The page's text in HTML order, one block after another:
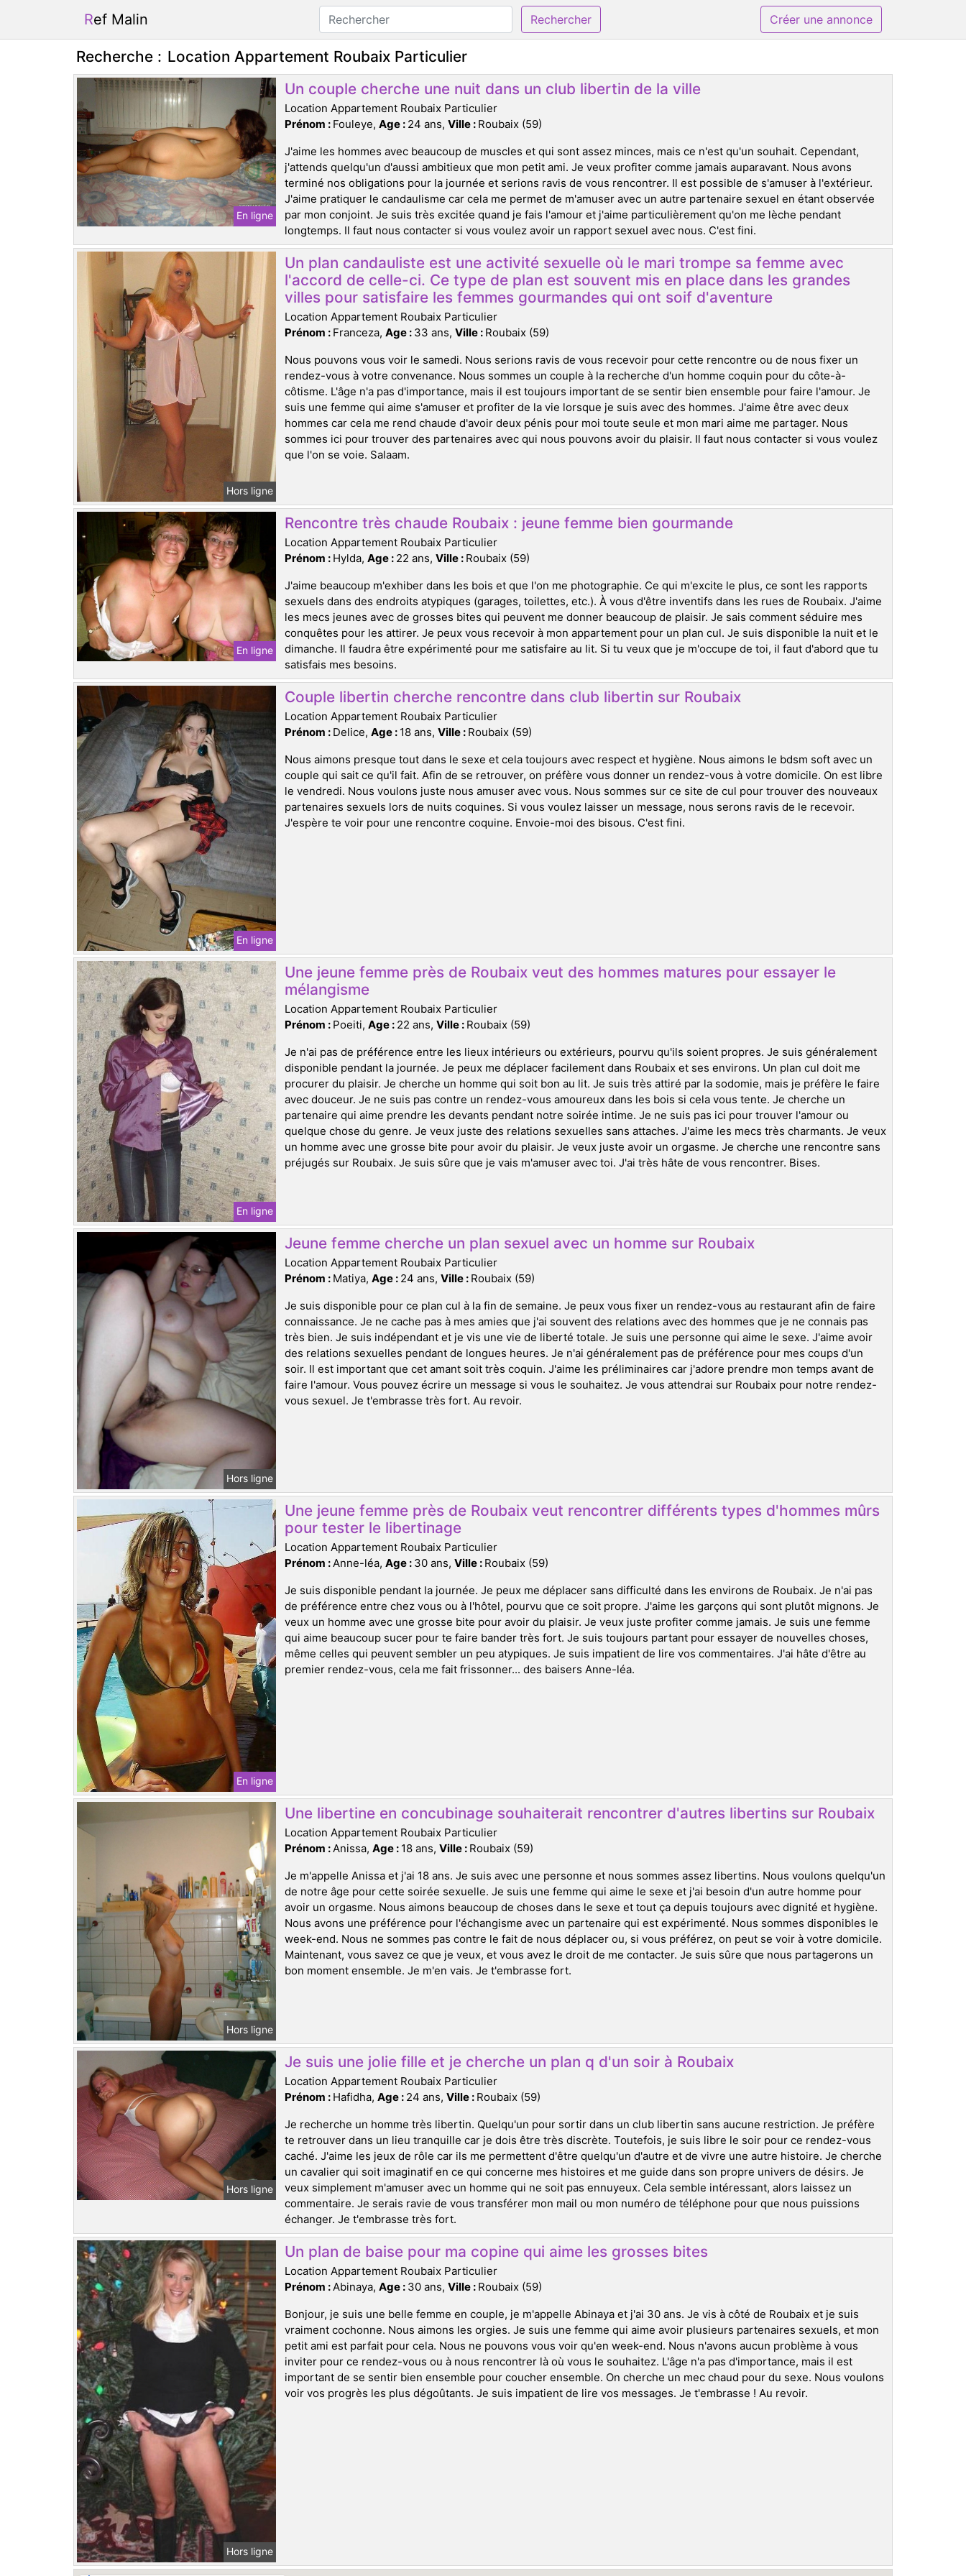
Ref Malin Rechercher Créer une annonce
Recherche : Location Appartement Roubaix Particulier
En ligne
Un couple cherche une nuit dans un club libertin de la ville
Location Appartement Roubaix Particulier
Prénom : Fouleye, Age : 24 ans, Ville : Roubaix (59)
J'aime les hommes avec beaucoup de muscles et qui sont assez minces, mais ce n'est qu'un souhait. Cependant,
j'attends quelqu'un d'aussi ambitieux que mon petit ami. Je veux profiter comme jamais auparavant. Nous avons
terminé nos obligations pour la journée et serions ravis de vous rencontrer. Il est possible de s'amuser à l'extérieur.
J'aime pratiquer le candaulisme car cela me permet de m'amuser avec un autre partenaire sexuel en étant observée
par mon conjoint. Je suis très excitée quand je fais l'amour et j'aime particulièrement qu'on me lèche pendant
longtemps. Il faut nous contacter si vous voulez avoir un rapport sexuel avec nous. C'est fini.
Hors ligne
Un plan candauliste est une activité sexuelle où le mari trompe sa femme avec
l'accord de celle-ci. Ce type de plan est souvent mis en place dans les grandes
villes pour satisfaire les femmes gourmandes qui ont soif d'aventure
Location Appartement Roubaix Particulier
Prénom : Franceza, Age : 33 ans, Ville : Roubaix (59)
Nous pouvons vous voir le samedi. Nous serions ravis de vous recevoir pour cette rencontre ou de nous fixer un
rendez-vous à votre convenance. Nous sommes un couple à la recherche d'un homme coquin pour du côte-à-
côtisme. L'âge n'a pas d'importance, mais il est toujours important de se sentir bien ensemble pour faire l'amour. Je
suis une femme qui aime s'amuser et profiter de la vie lorsque je suis avec des hommes. J'aime être avec deux
hommes car cela me rend chaude d'avoir deux pénis pour moi toute seule et mon mari aime me partager. Nous
sommes ici pour trouver des partenaires avec qui nous pouvons avoir du plaisir. Il faut nous contacter si vous voulez
que l'on se voie. Salaam.
En ligne
Rencontre très chaude Roubaix : jeune femme bien gourmande
Location Appartement Roubaix Particulier
Prénom : Hylda, Age : 22 ans, Ville : Roubaix (59)
J'aime beaucoup m'exhiber dans les bois et que l'on me photographie. Ce qui m'excite le plus, ce sont les rapports
sexuels dans des endroits atypiques (garages, toilettes, etc.). À vous d'être inventifs dans les rues de Roubaix. J'aime
les mecs jeunes avec de grosses bites qui peuvent me donner beaucoup de plaisir. Je sais comment séduire mes
conquêtes pour les attirer. Je peux vous recevoir à mon appartement pour un plan cul. Je suis disponible la nuit et le
dimanche. Il faudra être expérimenté pour me satisfaire au lit. Si tu veux que je m'occupe de toi, il faut d'abord que tu
satisfais mes besoins.
En ligne
Couple libertin cherche rencontre dans club libertin sur Roubaix
Location Appartement Roubaix Particulier
Prénom : Delice, Age : 18 ans, Ville : Roubaix (59)
Nous aimons presque tout dans le sexe et cela toujours avec respect et hygiène. Nous aimons le bdsm soft avec un
couple qui sait ce qu'il fait. Afin de se retrouver, on préfère vous donner un rendez-vous à votre domicile. On est libre
le vendredi. Nous voulons juste nous amuser avec vous. Nous sommes sur ce site de cul pour trouver des nouveaux
partenaires sexuels lors de nuits coquines. Si vous voulez laisser un message, nous serons ravis de le recevoir.
J'espère te voir pour une rencontre coquine. Envoie-moi des bisous. C'est fini.
En ligne
Une jeune femme près de Roubaix veut des hommes matures pour essayer le
mélangisme
Location Appartement Roubaix Particulier
Prénom : Poeiti, Age : 22 ans, Ville : Roubaix (59)
Je n'ai pas de préférence entre les lieux intérieurs ou extérieurs, pourvu qu'ils soient propres. Je suis généralement
disponible pendant la journée. Je peux me déplacer facilement dans Roubaix et ses environs. Un plan cul doit me
procurer du plaisir. Je cherche un homme qui soit bon au lit. Je suis très attiré par la sodomie, mais je préfère le faire
avec douceur. Je ne suis pas contre un rendez-vous amoureux dans les bois si cela vous tente. Je cherche un
partenaire qui aime prendre les devants pendant notre soirée intime. Je ne suis pas ici pour trouver l'amour ou
quelque chose du genre. Je veux juste des relations sexuelles sans attaches. J'aime les mecs très charmants. Je veux
un homme avec une grosse bite pour avoir du plaisir. Je veux juste avoir un orgasme. Je cherche une rencontre sans
préjugés sur Roubaix. Je suis sûre que je vais m'amuser avec toi. J'ai très hâte de vous rencontrer. Bises.
Hors ligne
Jeune femme cherche un plan sexuel avec un homme sur Roubaix
Location Appartement Roubaix Particulier
Prénom : Matiya, Age : 24 ans, Ville : Roubaix (59)
Je suis disponible pour ce plan cul à la fin de semaine. Je peux vous fixer un rendez-vous au restaurant afin de faire
connaissance. Je ne cache pas à mes amies que j'ai souvent des relations avec des hommes que je ne connais pas
très bien. Je suis indépendant et je vis une vie de liberté totale. Je suis une personne qui aime le sexe. J'aime avoir
des relations sexuelles pendant de longues heures. Je n'ai généralement pas de préférence pour mes coups d'un
soir. Il est important que cet amant soit très coquin. J'aime les préliminaires car j'adore prendre mon temps avant de
faire l'amour. Vous pouvez écrire un message si vous le souhaitez. Je vous attendrai sur Roubaix pour notre rendez-
vous sexuel. Je t'embrasse très fort. Au revoir.
En ligne
Une jeune femme près de Roubaix veut rencontrer différents types d'hommes mûrs
pour tester le libertinage
Location Appartement Roubaix Particulier
Prénom : Anne-léa, Age : 30 ans, Ville : Roubaix (59)
Je suis disponible pendant la journée. Je peux me déplacer sans difficulté dans les environs de Roubaix. Je n'ai pas
de préférence entre chez vous ou à l'hôtel, pourvu que ce soit propre. J'aime les garçons qui sont plutôt mignons. Je
veux un homme avec une grosse bite pour avoir du plaisir. Je veux juste profiter comme jamais. Je suis une femme
qui aime beaucoup sucer pour te faire bander très fort. Je suis toujours partant pour essayer de nouvelles choses,
même celles qui peuvent sembler un peu atypiques. Je suis impatient de lire vos commentaires. J'ai hâte d'être au
premier rendez-vous, cela me fait frissonner... des baisers Anne-léa.
Hors ligne
Une libertine en concubinage souhaiterait rencontrer d'autres libertins sur Roubaix
Location Appartement Roubaix Particulier
Prénom :Anissa, Age : 18 ans, Ville : Roubaix (59)
Je m'appelle Anissa et j'ai 18 ans. Je suis avec une personne et nous sommes assez libertins. Nous voulons quelqu'un
de notre âge pour cette soirée sexuelle. Je suis une femme qui aime le sexe et j'ai besoin d'un autre homme pour
avoir un orgasme. Nous aimons beaucoup de choses dans le sexe et tout ça depuis toujours avec dignité et hygiène.
Nous avons une préférence pour l'échangisme avec un partenaire qui est expérimenté. Nous sommes disponibles le
week-end. Nous ne sommes pas contre le fait de nous déplacer ou, si vous préférez, on peut se voir à votre domicile.
Maintenant, vous savez ce que je veux, et vous avez le droit de me contacter. Je suis sûre que nous partagerons un
bon moment ensemble. Je m'en vais. Je t'embrasse fort.
Hors ligne
Je suis une jolie fille et je cherche un plan q d'un soir à Roubaix
Location Appartement Roubaix Particulier
Prénom : Hafidha, Age : 24 ans, Ville : Roubaix (59)
Je recherche un homme très libertin. Quelqu'un pour sortir dans un club libertin sans aucune restriction. Je préfère
te retrouver dans un lieu tranquille car je dois être très discrète. Toutefois, je suis libre le soir pour ce rendez-vous
caché. J'aime les jeux de rôle car ils me permettent d'être quelqu'un d'autre et de vivre une autre histoire. Je cherche
un cavalier qui soit imaginatif en ce qui concerne mes histoires et me guide dans son propre univers de désirs. Je
veux simplement m'amuser avec un homme qui ne soit pas ennuyeux. Cela semble intéressant, alors laissez un
commentaire. Je serais ravie de vous transférer mon mail ou mon numéro de téléphone pour que nous puissions
échanger. Je t'embrasse très fort.
Hors ligne
Un plan de baise pour ma copine qui aime les grosses bites
Location Appartement Roubaix Particulier
Prénom : Abinaya, Age : 30 ans, Ville : Roubaix (59)
Bonjour, je suis une belle femme en couple, je m'appelle Abinaya et j'ai 30 ans. Je vis à côté de Roubaix et je suis
vraiment cochonne. Nous aimons les orgies. Je suis une femme qui aime avoir plusieurs partenaires sexuels, et mon
petit ami est parfait pour cela. Nous ne pouvons vous voir qu'en week-end. Nous n'avons aucun problème à vous
inviter pour ce rendez-vous ou à nous rencontrer là où vous le souhaitez. L'âge n'a pas d'importance, mais il est
important de se sentir bien ensemble pour coucher ensemble. On cherche un mec chaud pour du sexe. Nous voulons
voir vos progrès les plus dégoûtants. Je suis impatient de lire vos messages. Je t'embrasse ! Au revoir.